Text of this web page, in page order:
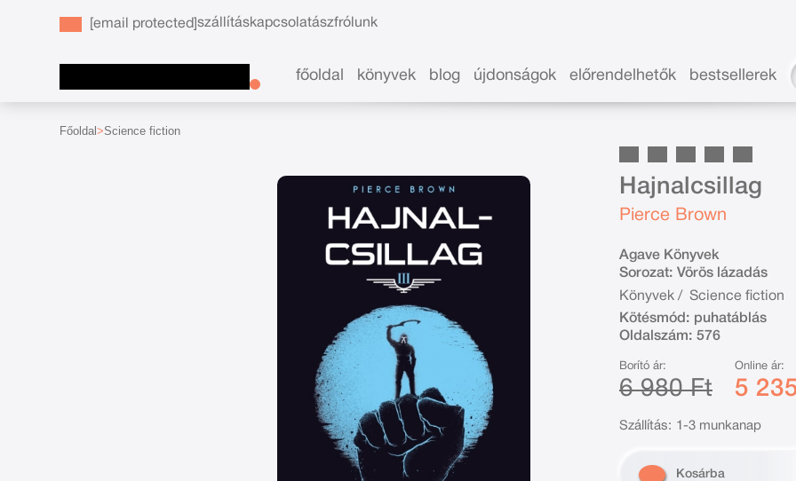
[email protected]szállításkapcsolatászfrólunk
főoldal könyvek blog újdonságok előrendelhetők bestsellerek
Főoldal Science fiction
Hajnalcsillag
Pierce Brown
Agave Könyvek
Sorozat: Vörös lázadás
Könyvek / Science fiction
Kötésmód: puhatáblás
Oldalszám: 576
Borító ár:
6 980 Ft
Online ár:
5
Szállítás: 1-3 munkanap
Kosárba